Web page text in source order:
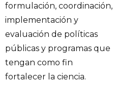
formulación, coordinación,
implementación y
evaluación de políticas
públicas y programas que
tengan como fin
fortalecer la ciencia.